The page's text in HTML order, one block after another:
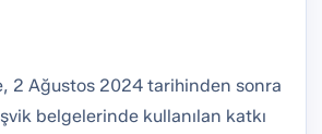
2 Ağustos 2024 tarihinden sonra
belgelerinde kullanılan katkı